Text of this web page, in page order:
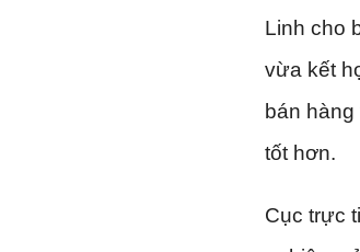
Linh cho
vừa kết
bán
tốt hơn.
Cục trực